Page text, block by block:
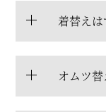
着替えは
オムツ